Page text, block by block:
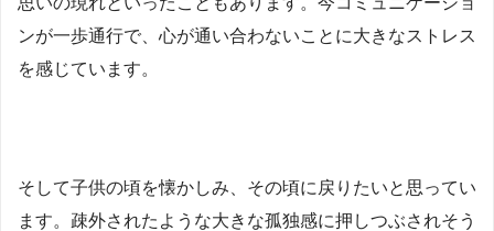
ンが一歩通行で、心が通い合わないことに大きなストレス
を感じています。
そして子供の頃を懐かしみ、その頃に戻りたいと思ってい
ます。疎外されたような大きな孤独感に押しつぶされそう